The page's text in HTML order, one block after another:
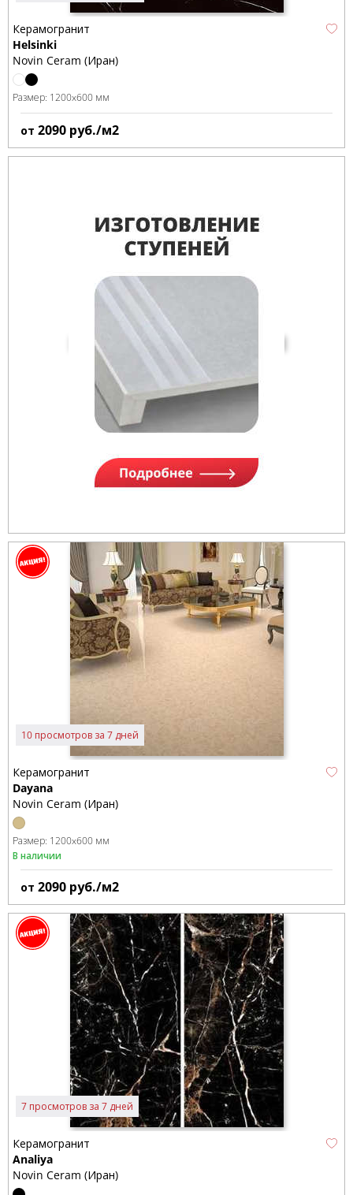
Керамогранит
Helsinki
Novin Ceram (Иран)
Размер: 1200x600 мм
от 2090 руб./м2
10 просмотров за 7 дней
Керамогранит
Dayana
Novin Ceram (Иран)
Размер: 1200x600 мм
В наличии
от 2090 руб./м2
7 просмотров за 7 дней
Керамогранит
Analiya
Novin Ceram (Иран)